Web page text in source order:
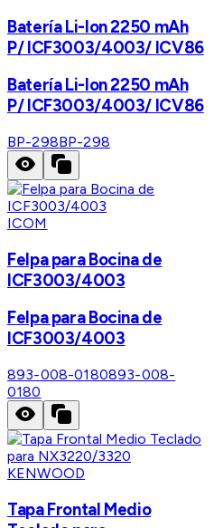
Batería Li-Ion 2250 mAh
P/ ICF3003/4003/ ICV86
Batería Li-Ion 2250 mAh
P/ ICF3003/4003/ ICV86
BP-298BP-298
ICOM
Felpa para Bocina de
ICF3003/4003
Felpa para Bocina de
ICF3003/4003
893-008-0180893-008-
0180
KENWOOD
Tapa Frontal Medio